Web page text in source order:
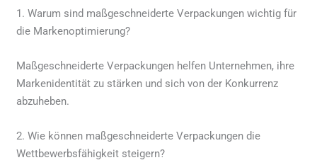
1. Warum sind maßgeschneiderte Verpackungen wichtig für
die Markenoptimierung?
Maßgeschneiderte Verpackungen helfen Unternehmen, ihre
Markenidentität zu stärken und sich von der Konkurrenz
abzuheben.
2. Wie können maßgeschneiderte Verpackungen die
Wettbewerbsfähigkeit steigern?